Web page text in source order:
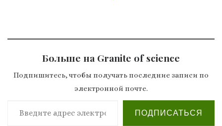
Больше на Granite of science
Подпишитесь, чтобы получать последние записи по
электронной почте.
Введите адрес электронной почты…
ПОДПИСАТЬСЯ